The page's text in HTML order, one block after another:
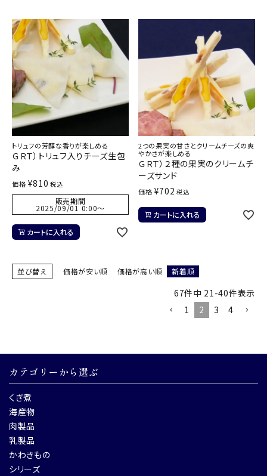
トリュフの芳醇な香りが楽しめる
ＧＲＴ）トリュフ入りチーズ生包
み
価格 ¥810 税込
販売期間
2025/09/01 0:00〜
カートに入れる
2つの果実の甘さとクリームチーズの爽
やかさが楽しめる
ＧＲＴ）２種の果実のクリームチ
ーズサンド
価格 ¥702 税込
カートに入れる
並び替え 価格が安い順 価格が高い順 新着順
67件中 21-40件表示
1
2 3 4
カテゴリーから選ぶ
くぎ煮
海産物
肉製品
乳製品
かわきもの
シリーズ